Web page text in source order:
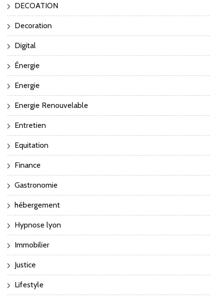
DECOATION
Decoration
Digital
Énergie
Energie
Energie Renouvelable
Entretien
Equitation
Finance
Gastronomie
hébergement
Hypnose lyon
Immobilier
Justice
Lifestyle